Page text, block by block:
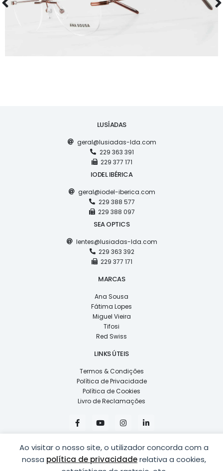
Ao visitar o nosso site, o utilizador concorda com a
nossa política de privacidaderelativa a cookies,
LUSÍADAS
geral@lusiadas-lda.com
229 363 391
229 377 171
IODEL IBÉRICA
geral@iodel-iberica.com
229 388 577
229 388 097
SEA OPTICS
lentes@lusiadas-lda.com
229 363 392
229 377 171
MARCAS
Ana Sousa
Fátima Lopes
Miguel Vieira
Tifosi
Red Swiss
LINKS ÚTEIS
Termos & Condições
Política de Privacidade
Política de Cookies
Livro de Reclamações
F
a
c
b
o
o
Y
o
u
u
b
e
I
n
s
a
g
r
i
n
e
d
i